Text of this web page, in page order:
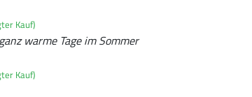
Kauf)
warme Tage im Sommer
Kauf)